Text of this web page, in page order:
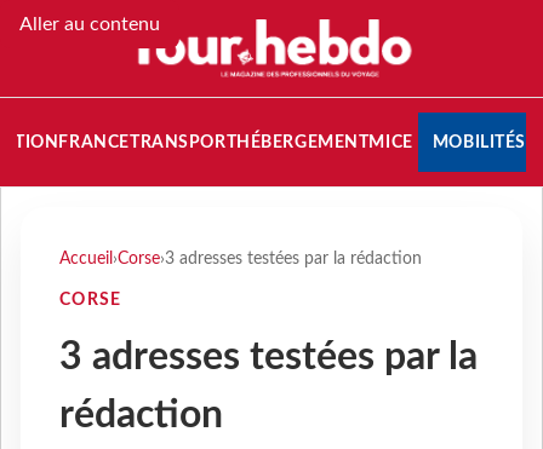
Aller au contenu
FRANCETRANSPORT HÉBERGEMENTMICE MOBILITÉS
Accueil ›Corse›3 adresses testées par la rédaction
CORSE
3 adresses testées par la
rédaction